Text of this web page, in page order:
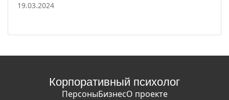
19.03.2024
Корпоративный психолог
ПерсоныБизнесО проекте